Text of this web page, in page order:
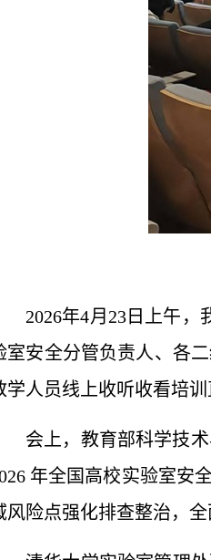
2026年4月23日上午
室安全分管负责人、各
学人员线上收听收看培训
会上，教育部科学技
年全国高校实验室安
风险点强化排查整治，